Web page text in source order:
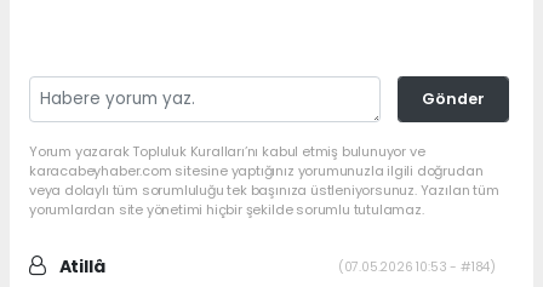
Gönder
Yorum yazarak Topluluk Kuralları’nı kabul etmiş bulunuyor ve
karacabeyhaber.com sitesine yaptığınız yorumunuzla ilgili doğrudan
veya dolaylı tüm sorumluluğu tek başınıza üstleniyorsunuz. Yazılan tüm
yorumlardan site yönetimi hiçbir şekilde sorumlu tutulamaz.
Atillâ (07.05.2026 10:53 - #184)